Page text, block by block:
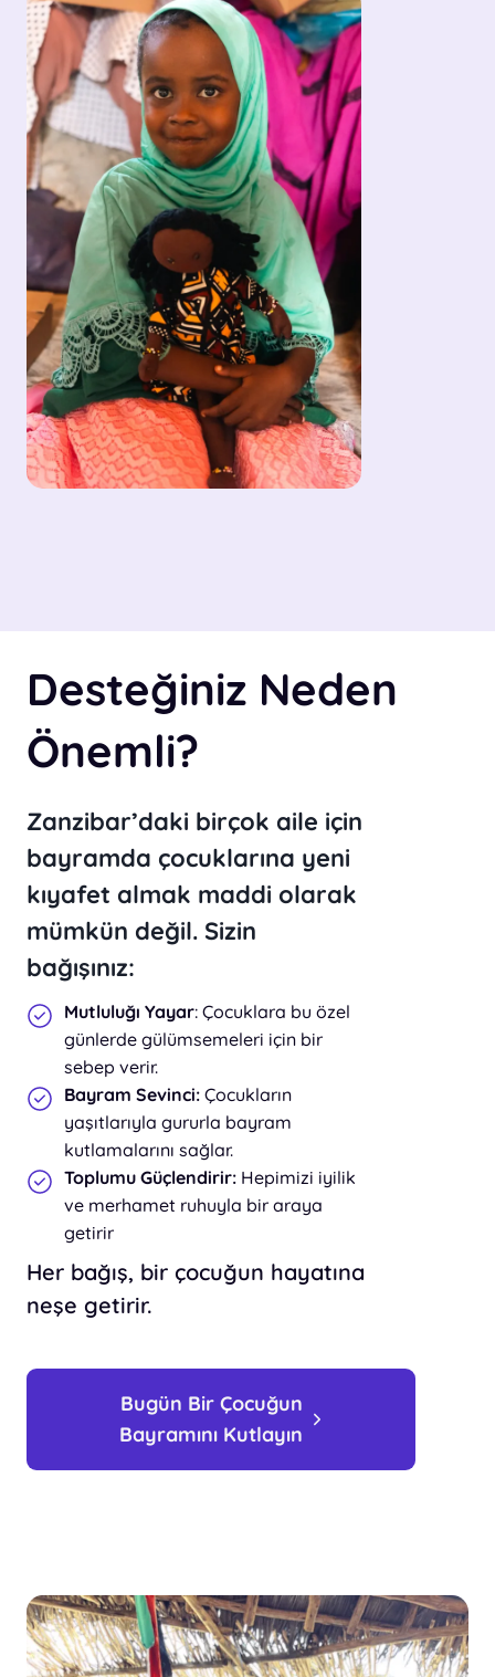
Desteğiniz Neden
Önemli?
Zanzibar’daki birçok aile için
bayramda çocuklarına yeni
kıyafet almak maddi olarak
mümkün değil. Sizin
bağışınız:
Mutluluğı Yayar: Çocuklara bu özel
günlerde gülümsemeleri için bir
sebep verir.
Bayram Sevinci: Çocukların
yaşıtlarıyla gururla bayram
kutlamalarını sağlar.
Toplumu Güçlendirir: Hepimizi iyilik
ve merhamet ruhuyla bir araya
getirir
Her bağış, bir çocuğun hayatına
neşe getirir.
Bugün Bir Çocuğun
Bayramını Kutlayın